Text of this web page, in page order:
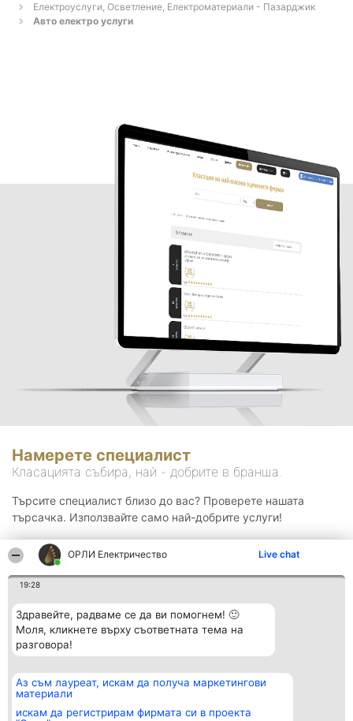
ОРЛИ Електричество Live chat
19:28
Здравейте, радваме се да ви помогнем! 🙂
Моля, кликнете върху съответната тема на
разговора!
Аз съм лауреат, искам да получа маркетингови
материали
искам да регистрирам фирмата си в проекта
Електроуслуги, Осветление, Електроматериали - Пазарджик
Авто електро услуги
Намерете специалист
Класацията събира, най - добрите в бранша.
Търсите специалист близо до вас? Проверете нашата
търсачка. Използвайте само най-добрите услуги!
Организатор на
класиране
BulevardulAleea Timișul De
Класация
всички
Контакти